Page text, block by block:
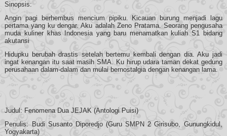
Sinopsis:
Angin pagi berhembus mencium pipiku. Kicauan burung menjadi lagu
pertama yang ku dengar. Aku adalah Zeno Pratama. Seorang pengusaha
muda kuliner khas Indonesia yang baru menamatkan kuliah S1 bidang
akutansi
Hidupku berubah drastis setelah bertemu kembali dengan dia. Aku jadi
ingat kenangan itu saat masih SMA. Ku hirup udara taman dekat gedung
perusahaan dalam-dalam dan mulai bernostalgia dengan kenangan lama.
Judul: Fenomena Dua JEJAK (Antologi Puisi)
Penulis: Budi Susanto Diporedjo (Guru SMPN 2 Girisubo, Gunungkidul,
Yogyakarta)